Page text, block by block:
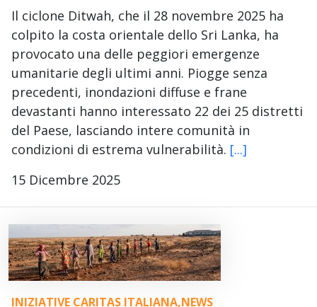
Il ciclone Ditwah, che il 28 novembre 2025 ha
colpito la costa orientale dello Sri Lanka, ha
provocato una delle peggiori emergenze
umanitarie degli ultimi anni. Piogge senza
precedenti, inondazioni diffuse e frane
devastanti hanno interessato 22 dei 25 distretti
del Paese, lasciando intere comunità in
condizioni di estrema vulnerabilità. [...]
15 Dicembre 2025
INIZIATIVE CARITAS ITALIANA,NEWS